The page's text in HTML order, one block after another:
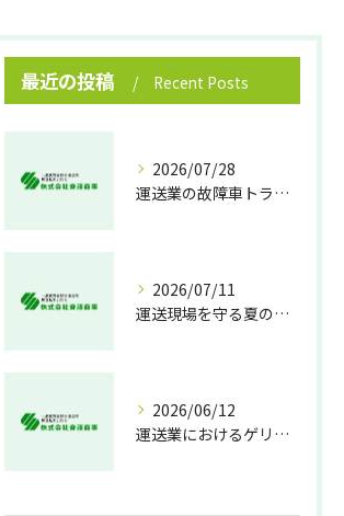
最近の投稿 Recent Posts
2026/07/28
運送業の故障車トラブル即時対処法
2026/07/11
運送現場を守る夏の熱中症対策
2026/06/12
運送業におけるゲリラ豪雨対策の実践法